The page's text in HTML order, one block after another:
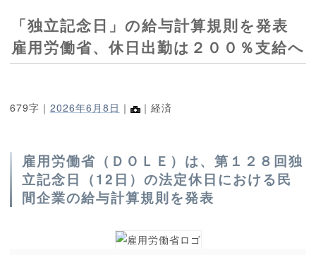
「独立記念日」の給与計算規則を発表
雇用労働省、休日出勤は２００％支給へ
679字｜ 2026年6月8日 ｜ ｜経済
雇用労働省（ＤＯＬＥ）は、第１２８回独
立記念日（12日）の法定休日における民
間企業の給与計算規則を発表